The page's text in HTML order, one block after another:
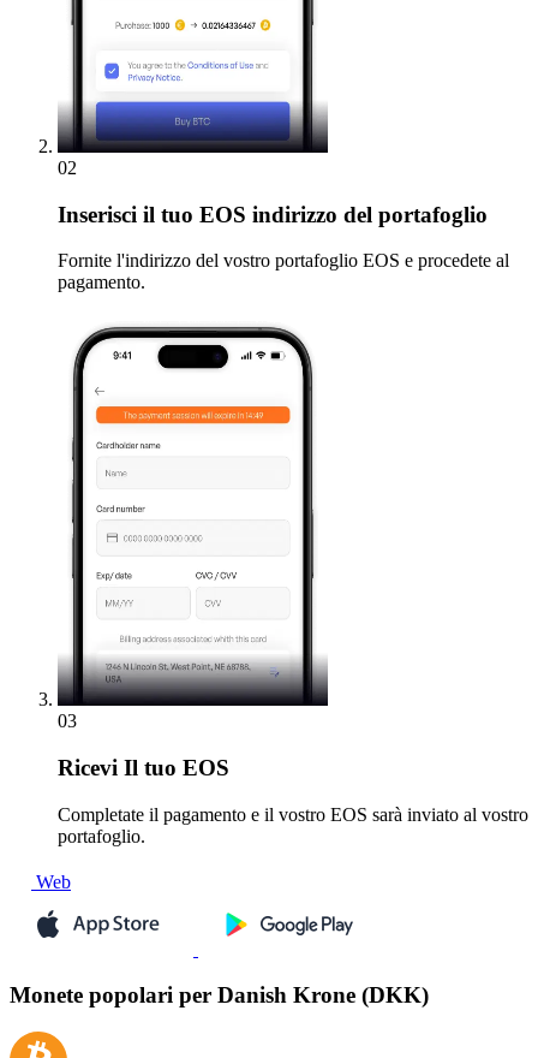
02
Inserisci il tuo EOS indirizzo del portafoglio
Fornite l'indirizzo del vostro portafoglio EOS e procedete al
pagamento.
03
Ricevi Il tuo EOS
Completate il pagamento e il vostro EOS sarà inviato al vostro
portafoglio.
Web
Monete popolari per Danish Krone (DKK)